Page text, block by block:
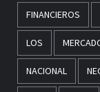
FINANCIEROS
LOS
NACIONAL